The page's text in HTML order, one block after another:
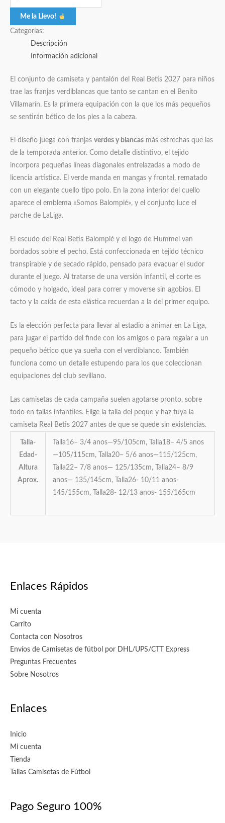
Me la Llevo!
Categorías:
Descripción
Información adicional
El conjunto de camiseta y pantalón del Real Betis 2027 para niños
trae las franjas verdiblancas que tanto se cantan en el Benito
Villamarín. Es la primera equipación con la que los más pequeños
se sentirán bético de los pies a la cabeza.
El diseño juega con franjas verdes y blancas más estrechas que las
de la temporada anterior. Como detalle distintivo, el tejido
incorpora pequeñas líneas diagonales entrelazadas a modo de
licencia artística. El verde manda en mangas y frontal, rematado
con un elegante cuello tipo polo. En la zona interior del cuello
aparece el emblema «Somos Balompié», y el conjunto luce el
parche de LaLiga.
El escudo del Real Betis Balompié y el logo de Hummel van
bordados sobre el pecho. Está confeccionada en tejido técnico
transpirable y de secado rápido, pensado para evacuar el sudor
durante el juego. Al tratarse de una versión infantil, el corte es
cómodo y holgado, ideal para correr y moverse sin agobios. El
tacto y la caída de esta elástica recuerdan a la del primer equipo.
Es la elección perfecta para llevar al estadio a animar en La Liga,
para jugar el partido del finde con los amigos o para regalar a un
pequeño bético que ya sueña con el verdiblanco. También
funciona como un detalle estupendo para los que coleccionan
equipaciones del club sevillano.
Las camisetas de cada campaña suelen agotarse pronto, sobre
todo en tallas infantiles. Elige la talla del peque y haz tuya la
camiseta Real Betis 2027 antes de que se quede sin existencias.
Talla-
Edad-
Altura
Aprox.
Talla16– 3/4 anos—95/105cm, Talla18– 4/5 anos
—105/115cm, Talla20– 5/6 anos—115/125cm,
Talla22– 7/8 anos— 125/135cm, Talla24– 8/9
anos— 135/145cm, Talla26- 10/11 anos-
145/155cm, Talla28- 12/13 anos- 155/165cm
Enlaces Rápidos
Mi cuenta
Carrito
Contacta con Nosotros
Envíos de Camisetas de fútbol por DHL/UPS/CTT Express
Preguntas Frecuentes
Sobre Nosotros
Enlaces
Inicio
Mi cuenta
Tienda
Tallas Camisetas de Fútbol
Pago Seguro 100%